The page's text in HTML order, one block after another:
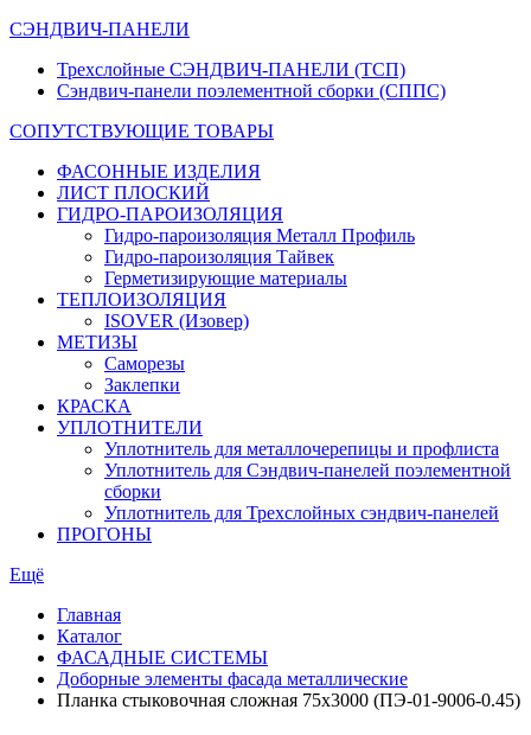
СЭНДВИЧ-ПАНЕЛИ
Трехслойные СЭНДВИЧ-ПАНЕЛИ (ТСП)
Сэндвич-панели поэлементной сборки (СППС)
СОПУТСТВУЮЩИЕ ТОВАРЫ
ФАСОННЫЕ ИЗДЕЛИЯ
ЛИСТ ПЛОСКИЙ
ГИДРО-ПАРОИЗОЛЯЦИЯ
Гидро-пароизоляция Металл Профиль
Гидро-пароизоляция Тайвек
Герметизирующие материалы
ТЕПЛОИЗОЛЯЦИЯ
ISOVER (Изовер)
МЕТИЗЫ
Саморезы
Заклепки
КРАСКА
УПЛОТНИТЕЛИ
Уплотнитель для металлочерепицы и профлиста
Уплотнитель для Сэндвич-панелей поэлементной
сборки
Уплотнитель для Трехслойных сэндвич-панелей
ПРОГОНЫ
Ещё
Главная
Каталог
ФАСАДНЫЕ СИСТЕМЫ
Доборные элементы фасада металлические
Планка стыковочная сложная 75х3000 (ПЭ-01-9006-0.45)